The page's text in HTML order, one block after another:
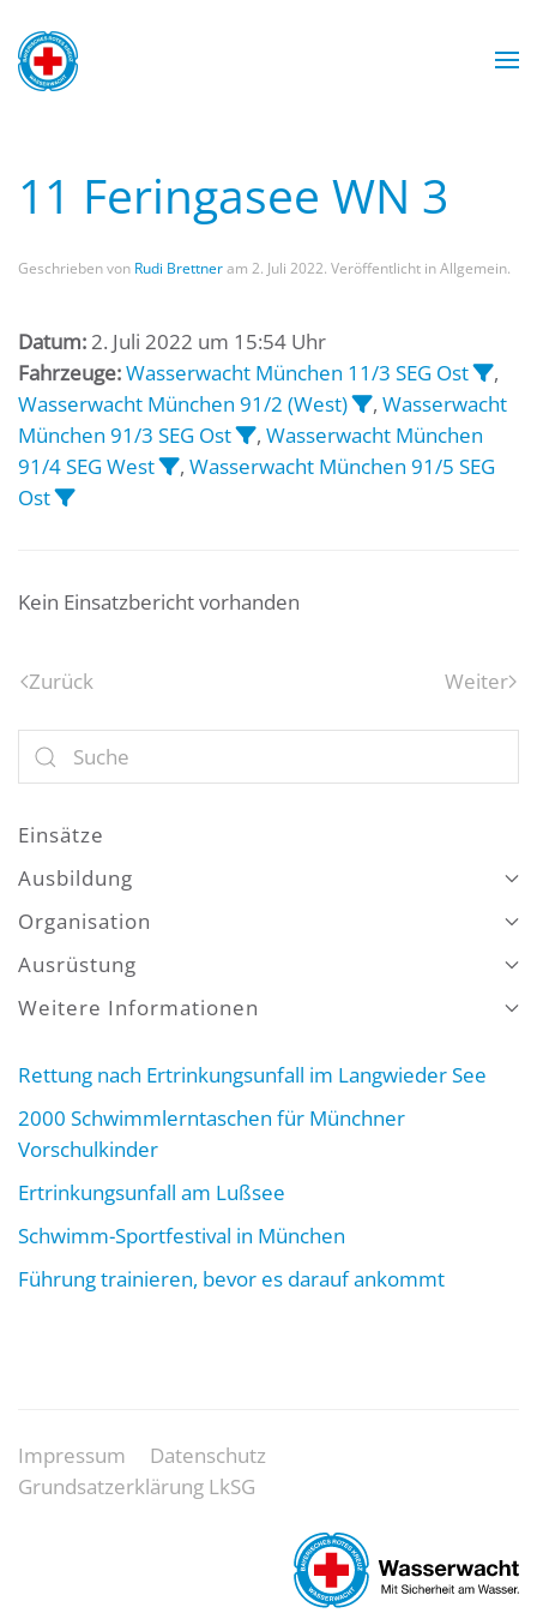
Zum Hauptinhalt springen
11 Feringasee WN 3
Geschrieben von Rudi Brettneram 2. Juli 2022. Veröffentlicht in Allgemein.
Datum:2. Juli 2022 um 15:54 Uhr
Fahrzeuge:Wasserwacht München 11/3 SEG Ost
,
Wasserwacht München 91/2 (West)
, Wasserwacht
München 91/3 SEG Ost
, Wasserwacht München
91/4 SEG West
, Wasserwacht München 91/5 SEG
Ost
Kein Einsatzbericht vorhanden
Zurück Weiter
Einsätze
Ausbildung
Organisation
Ausrüstung
Weitere Informationen
Rettung nach Ertrinkungsunfall im Langwieder See
2000 Schwimmlerntaschen für Münchner
Vorschulkinder
Ertrinkungsunfall am Lußsee
Schwimm-Sportfestival in München
Führung trainieren, bevor es darauf ankommt
Impressum
Datenschutz
Grundsatzerklärung LkSG